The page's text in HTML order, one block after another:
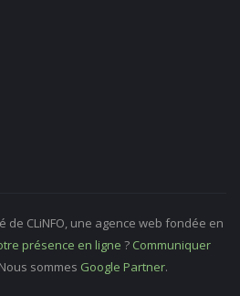
CLiNFO, une agence web fondée en
présence en ligne ? Communiquer
sommes Google Partner.